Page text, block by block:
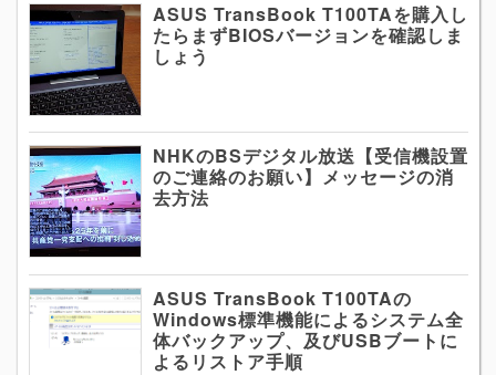
ASUS TransBook T100TAを購入し
たらまずBIOSバージョンを確認しま
しょう
NHKのBSデジタル放送【受信機設置
のご連絡のお願い】メッセージの消
去方法
ASUS TransBook T100TAの
Windows標準機能によるシステム全
体バックアップ、及びUSBブートに
よるリストア手順